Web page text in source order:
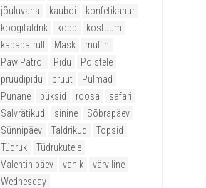
jõuluvana
kauboi
konfetikahur
koogitaldrik
kopp
kostüüm
käpapatrull
Mask
muffin
Paw Patrol
Pidu
Poistele
pruudipidu
pruut
Pulmad
Punane
püksid roosa
safari
Salvrätikud
sinine
Sõbrapäev
Sünnipäev
Taldrikud
Topsid
Tüdruk
Tüdrukutele
Valentinipäev
vanik
värviline
Wednesday